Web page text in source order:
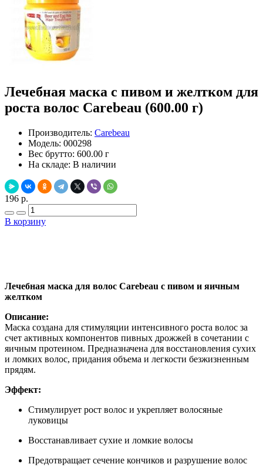
Лечебная маска с пивом и желтком для
роста волос Carebeau (600.00 г)
Производитель: Carebeau
Модель: 000298
Вес брутто: 600.00 г
На складе: В наличии
196 р.
В корзину
Лечебная маска для волос Carebeau с пивом и яичным
желтком
Описание:
Маска создана для стимуляции интенсивного роста волос за
счет активных компонентов пивных дрожжей в сочетании с
яичным протеином. Предназначена для восстановления сухих
и ломких волос, придания объема и легкости безжизненным
прядям.
Эффект:
Стимулирует рост волос и укрепляет волосяные
луковицы
Восстанавливает сухие и ломкие волосы
Предотвращает сечение кончиков и разрушение волос